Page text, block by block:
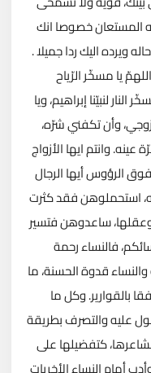
المستعان خصوصا انك
ويرده اليك ردا جميلا .
يا مسخّر الرّياح
لنبيّنا إبراهيم، ويا
وأن تكفني شرّه،
وانتم ايها الأزواج
الرؤوس أيها الرجال
استحملوهن فقد كثرت
ساعدوهن فتسير
فالنساء رحمة
قدوة الحسنة، ما
بالقوارير. وكل ما
عليه والتصرف بطريقة
كتفضيلها على